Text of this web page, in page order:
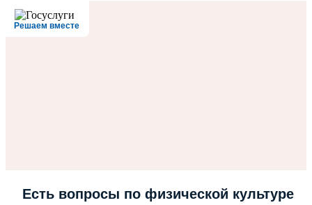
Решаем вместе
Есть вопросы по физической культуре